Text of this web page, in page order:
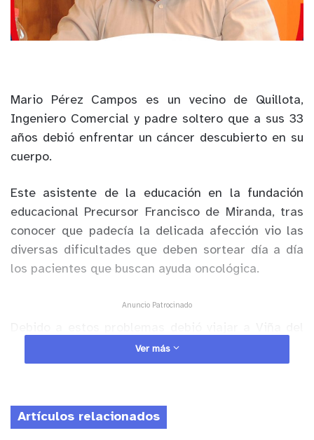
Mario Pérez Campos es un vecino de Quillota,
Ingeniero Comercial y padre soltero que a sus 33
años debió enfrentar un cáncer descubierto en su
cuerpo.
Este asistente de la educación en la fundación
educacional Precursor Francisco de Miranda, tras
conocer que padecía la delicada afección vio las
diversas dificultades que deben sortear día a día
los pacientes que buscan ayuda oncológica.
Anuncio Patrocinado
Mar para atenderse, sin embargo, se dio cuenta
que muchas personas no tenían la misma
Esta situación lo armó de valor y con apoyo del
Ver más
Artículos relacionados